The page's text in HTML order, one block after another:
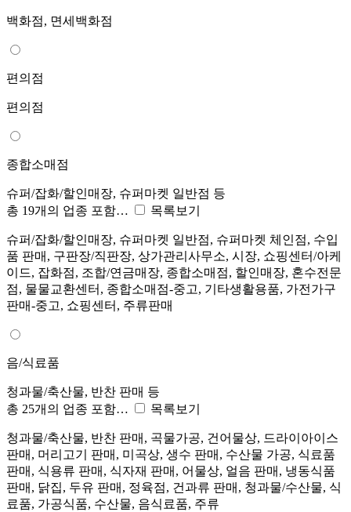
백화점, 면세백화점
편의점
편의점
종합소매점
슈퍼/잡화/할인매장, 슈퍼마켓 일반점 등
총 19개의 업종 포함…
목록보기
슈퍼/잡화/할인매장, 슈퍼마켓 일반점, 슈퍼마켓 체인점, 수입
품 판매, 구판장/직판장, 상가관리사무소, 시장, 쇼핑센터/아케
이드, 잡화점, 조합/연금매장, 종합소매점, 할인매장, 혼수전문
점, 물물교환센터, 종합소매점-중고, 기타생활용품, 가전가구
판매-중고, 쇼핑센터, 주류판매
음/식료품
청과물/축산물, 반찬 판매 등
총 25개의 업종 포함…
목록보기
청과물/축산물, 반찬 판매, 곡물가공, 건어물상, 드라이아이스
판매, 머리고기 판매, 미곡상, 생수 판매, 수산물 가공, 식료품
판매, 식용류 판매, 식자재 판매, 어물상, 얼음 판매, 냉동식품
판매, 닭집, 두유 판매, 정육점, 건과류 판매, 청과물/수산물, 식
료품, 가공식품, 수산물, 음식료품, 주류